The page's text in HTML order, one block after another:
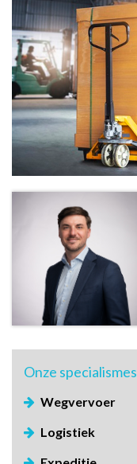
Onze specialismes
Wegvervoer
Logistiek